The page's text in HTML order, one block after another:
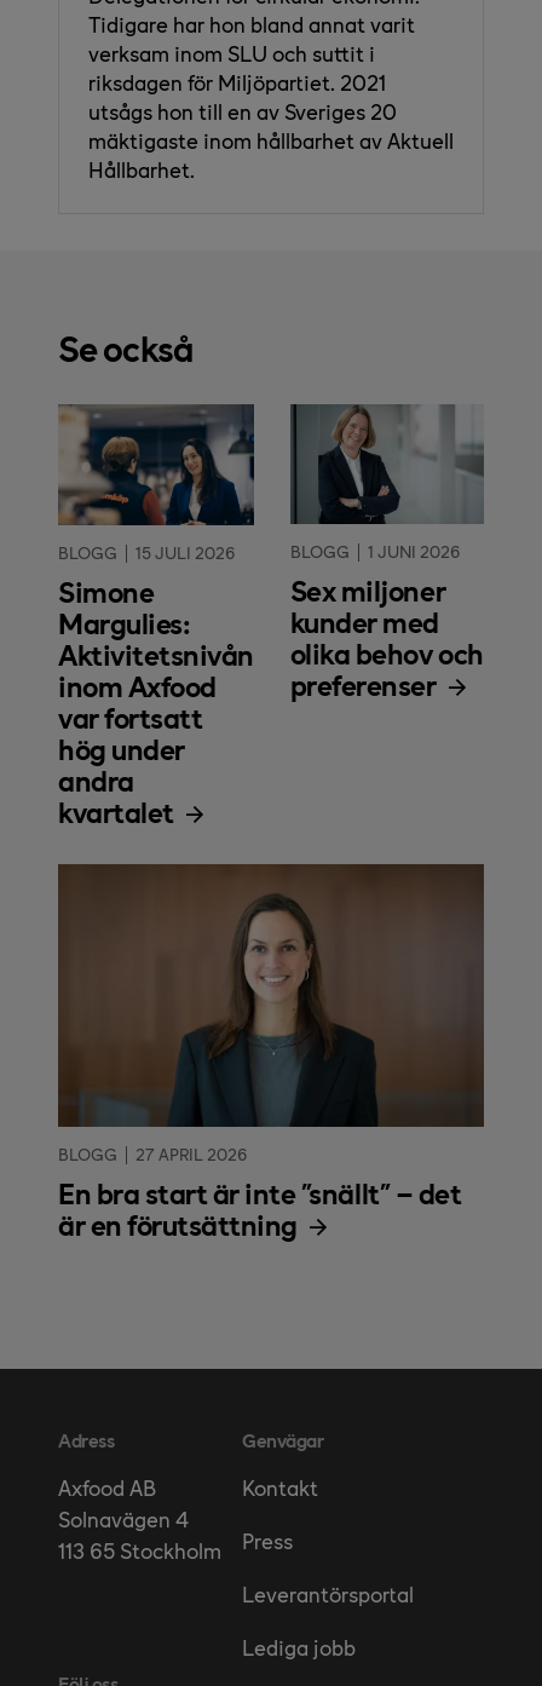
Tidigare har hon bland annat varit
verksam inom SLU och suttit i
riksdagen för Miljöpartiet. 2021
utsågs hon till en av Sveriges 20
mäktigaste inom hållbarhet av Aktuell
Hållbarhet.
Se också
BLOGG 15 JULI 2026
Simone
Margulies:
Aktivitetsnivån
inom Axfood
var fortsatt
hög under
andra
kvartalet
BLOGG 1 JUNI 2026
Sex miljoner
kunder med
olika behov och
preferenser
BLOGG 27 APRIL 2026
En bra start är inte ”snällt” – det
är en förutsättning
Adress
Axfood AB
Solnavägen 4
113 65 Stockholm
Genvägar
Kontakt
Press
Leverantörsportal
Lediga jobb